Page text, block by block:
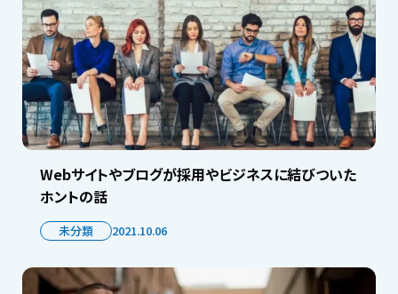
Webサイトやブログが採用やビジネスに結びついた
ホントの話
未分類 2021.10.06